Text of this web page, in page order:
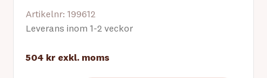
Artikelnr: 199612
Leverans inom 1-2 veckor
504 kr exkl. moms